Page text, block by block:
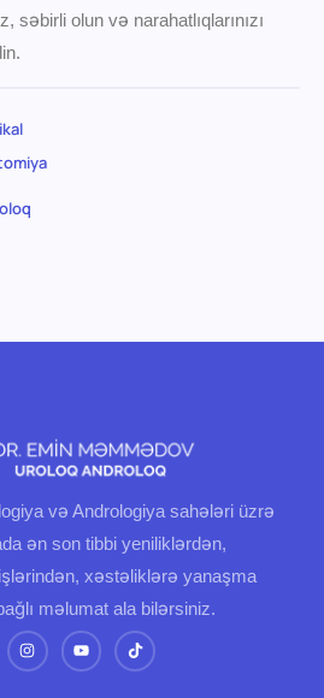
səbirli olun və narahatlıqlarınızı
və Andrologiya sahələri üzrə
ən son tibbi yeniliklərdən,
xəstəliklərə yanaşma
məlumat ala bilərsiniz.